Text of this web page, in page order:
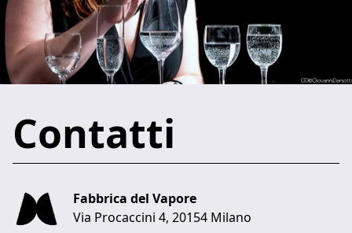
Contatti
Fabbrica del Vapore
Via Procaccini 4, 20154 Milano